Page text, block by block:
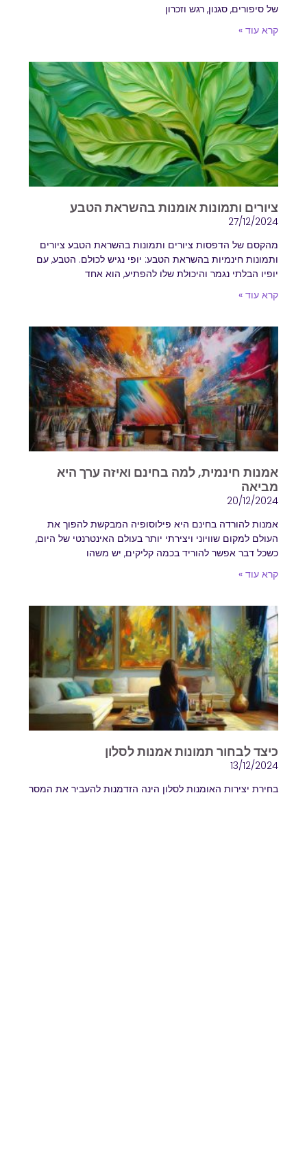
של סיפורים, סגנון, רגש וזכרון
קרא עוד »
ציורים ותמונות אומנות בהשראת הטבע
27/12/2024
מהקסם של הדפסות ציורים ותמונות בהשראת הטבע ציורים
ותמונות חינמיות בהשראת הטבע: יופי נגיש לכולם. הטבע, עם
יופיו הבלתי נגמר והיכולת שלו להפתיע, הוא אחד
קרא עוד »
אמנות חינמית, למה בחינם ואיזה ערך היא
מביאה
20/12/2024
אמנות להורדה בחינם היא פילוסופיה המבקשת להפוך את
העולם למקום שוויוני ויצירתי יותר בעולם האינטרנטי של היום,
כשכל דבר אפשר להוריד בכמה קליקים, יש משהו
קרא עוד »
כיצד לבחור תמונות אמנות לסלון
13/12/2024
בחירת יצירות האומנות לסלון הינה הזדמנות להעביר את המסר